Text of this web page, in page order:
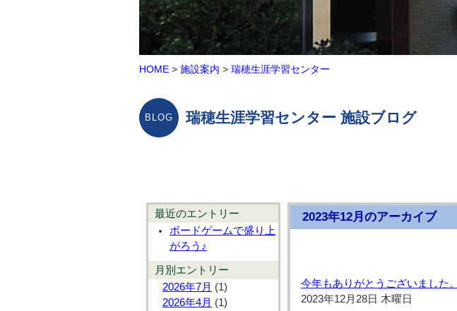
HOME > 施設案内 > 瑞穂生涯学習センター
瑞穂生涯学習センター 施設ブログ
最近のエントリー
ボードゲームで盛り上
がろう♪
月別エントリー
2026年7月 (1)
2026年4月 (1)
2023年12月のアーカイブ
今年もありがとうございました。
2023年12月28日 木曜日